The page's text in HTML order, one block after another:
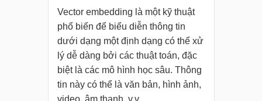
Vector embedding là một kỹ thuật
phổ biến để biểu diễn thông tin
dưới dạng một định dạng có thể xử
lý dễ dàng bởi các thuật toán, đặc
biệt là các mô hình học sâu. Thông
tin này có thể là văn bản, hình ảnh,